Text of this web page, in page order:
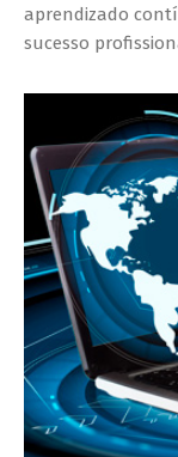
aprendizado
sucesso